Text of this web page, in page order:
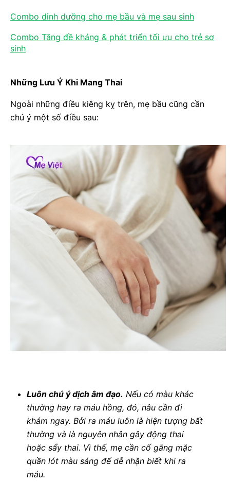
Combo dinh dưỡng cho mẹ bầu và mẹ sau sinh
Combo Tăng đề kháng & phát triển tối ưu cho trẻ sơ
sinh
Những Lưu Ý Khi Mang Thai
Ngoài những điều kiêng kỵ trên, mẹ bầu cũng cần
chú ý một số điều sau:
Luôn chú ý dịch âm đạo. Nếu có màu khác
thường hay ra máu hồng, đỏ, nâu cần đi
khám ngay. Bởi ra máu luôn là hiện tượng bất
thường và là nguyên nhân gây động thai
hoặc sẩy thai. Vì thế, mẹ cần cố gắng mặc
quần lót màu sáng để dễ nhận biết khi ra
máu.